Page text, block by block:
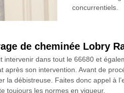
concurrentiels.
de cheminée Lobry
dans tout le 66680 et
son intervention. Avant de
débistreuse. Faites donc appel à
toujours les normes en vigueur.